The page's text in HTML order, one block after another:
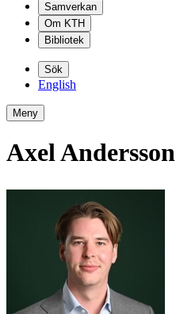
Samverkan
Om KTH
Bibliotek
Sök
English
Meny
Axel Andersson